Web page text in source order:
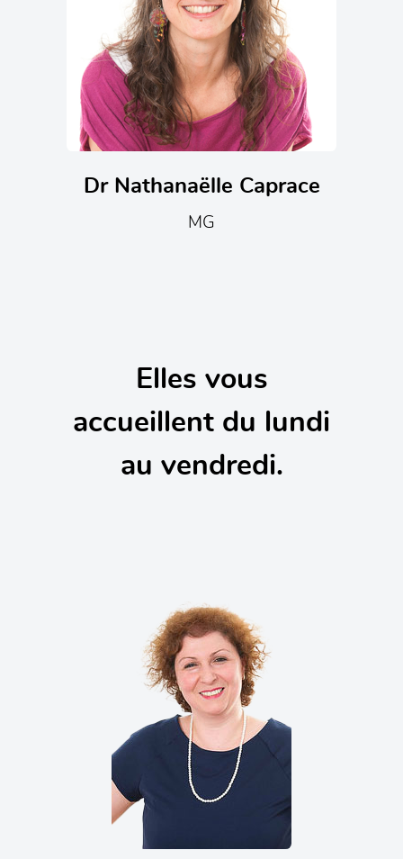
Dr Nathanaëlle Caprace
MG
Elles vous
accueillent du lundi
au vendredi.